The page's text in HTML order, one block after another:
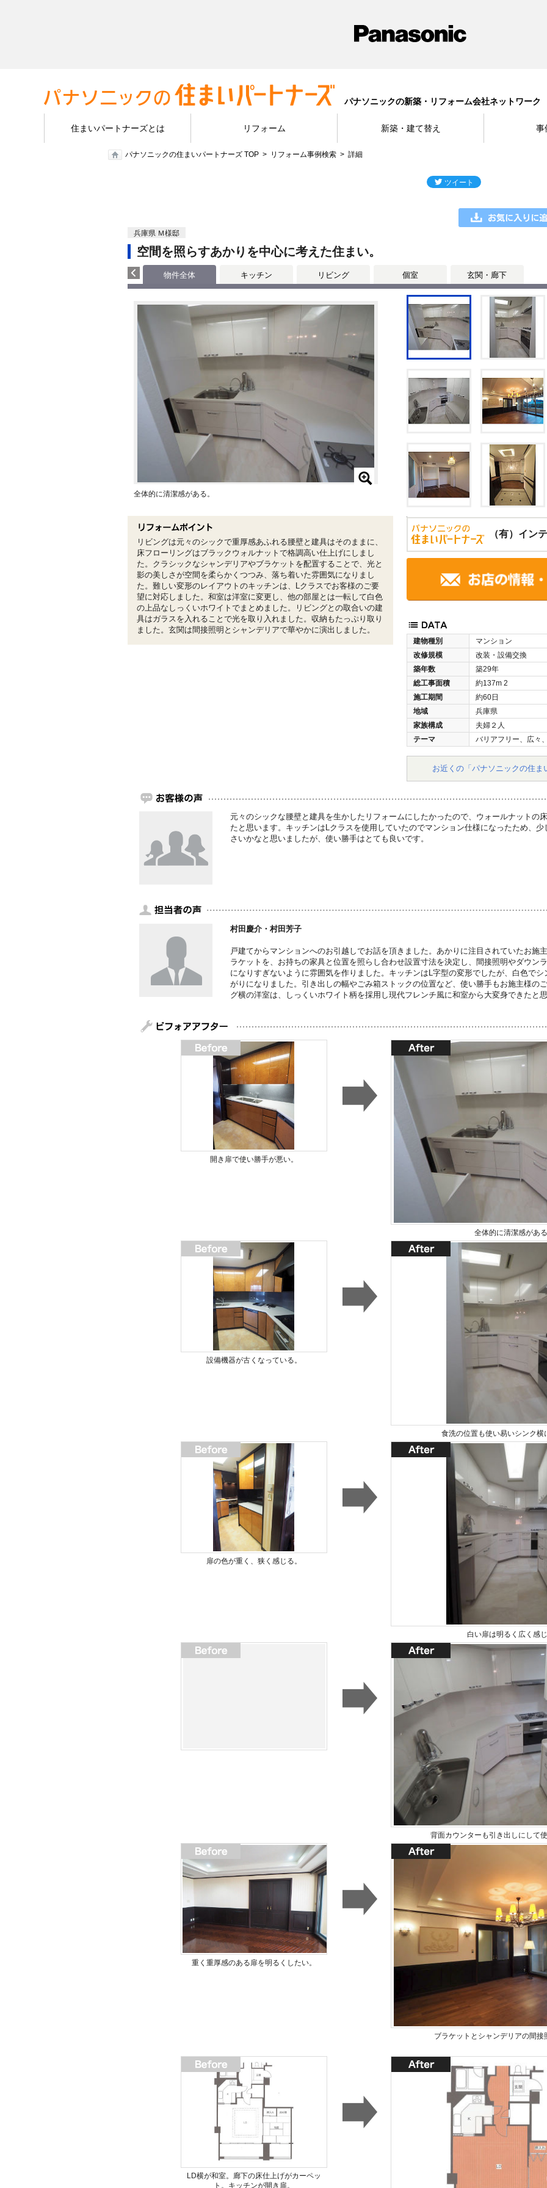
パナソニックの新築・リフォーム会社ネットワーク
住まいパートナーズとは リフォーム 新築・建て替え 事
パナソニックの住まいパートナーズ TOP リフォーム事例検索 詳細
兵庫県 Ｍ様邸
空間を照らすあかりを中心に考えた住まい。
物件全体 キッチン リビング 個室 玄関・廊下
（有）イン
建物種別
マンション
改修規模
改装・設備交換
築年数
築29年
総工事面積
約137m 2
施工期間
約60日
地域
兵庫県
家族構成
夫婦２人
テーマ
バリアフリー、広々
お近くの「パナソニックの住
全体的に清潔感がある。
リビングは元々のシックで重厚感あふれる腰壁と建具はそのままに、
床フローリングはブラックウォルナットで格調高い仕上げにしまし
た。クラシックなシャンデリアやブラケットを配置することで、光と
影の美しさが空間を柔らかくつつみ、落ち着いた雰囲気になりまし
た。難しい変形のレイアウトのキッチンは、Lクラスでお客様のご要
望に対応しました。和室は洋室に変更し、他の部屋とは一転して白色
の上品なしっくいホワイトでまとめました。リビングとの取合いの建
具はガラスを入れることで光を取り入れました。収納もたっぷり取り
ました。玄関は間接照明とシャンデリアで華やかに演出しました。
元々のシックな腰壁と建具を生かしたリフォームにしたかったので、ウォールナットの
たと思います。キッチンはLクラスを使用していたのでマンション仕様になったため、
さいかなと思いましたが、使い勝手はとても良いです。
村田慶介・村田芳子
戸建てからマンションへのお引越しでお話を頂きました。あかりに注目されていたお施
ラケットを、お持ちの家具と位置を照らし合わせ設置寸法を決定し、間接照明やダウン
になりすぎないように雰囲気を作りました。キッチンはL字型の変形でしたが、白色で
がりになりました。引き出しの幅やごみ箱ストックの位置など、使い勝手もお施主様の
グ横の洋室は、しっくいホワイト柄を採用し現代フレンチ風に和室から大変身できたと
開き扉で使い勝手が悪い。
全体的に清潔感があ
設備機器が古くなっている。
食洗の位置も使い易いシンク横
扉の色が重く、狭く感じる。
白い扉は明るく広く感
背面カウンターも引き出しにして
重く重厚感のある扉を明るくしたい。
ブラケットとシャンデリアの間接
LD横が和室。廊下の床仕上げがカーペッ
ト。キッチンが開き扉。